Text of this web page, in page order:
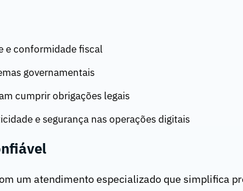
e conformidade fiscal
governamentais
cumprir obrigações legais
e segurança nas operações digitais
um atendimento especializado que simplifica